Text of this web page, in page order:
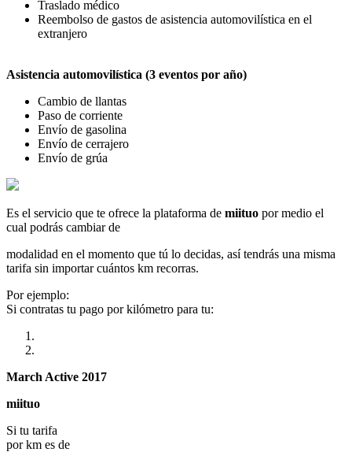
Traslado médico
Reembolso de gastos de asistencia automovilística en el
extranjero
Asistencia automovilística (3 eventos por año)
Cambio de llantas
Paso de corriente
Envío de gasolina
Envío de cerrajero
Envío de grúa
Es el servicio que te ofrece la plataforma de miituo por medio el
cual podrás cambiar de
modalidad en el momento que tú lo decidas, así tendrás una misma
tarifa sin importar cuántos km recorras.
Por ejemplo:
Si contratas tu pago por kilómetro para tu:
March Active 2017
miituo
Si tu tarifa
por km es de